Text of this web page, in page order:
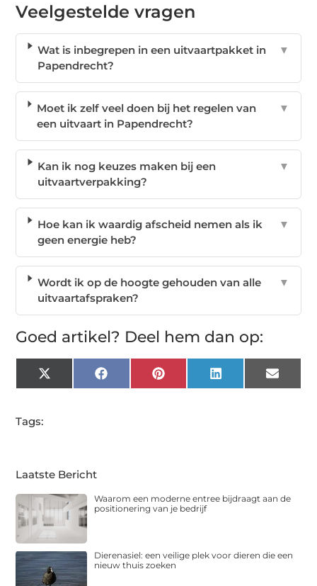
Veelgestelde vragen
Wat is inbegrepen in een uitvaartpakket in
Papendrecht?
▼
Moet ik zelf veel doen bij het regelen van
een uitvaart in Papendrecht?
▼
Kan ik nog keuzes maken bij een
uitvaartverpakking?
▼
Hoe kan ik waardig afscheid nemen als ik
geen energie heb?
▼
Wordt ik op de hoogte gehouden van alle
uitvaartafspraken?
▼
Goed artikel? Deel hem dan op:
X
(Twitter)
FacebookPinterest LinkedIn Email
Tags:
Laatste Bericht
Waarom een moderne entree bijdraagt aan de
positionering van je bedrijf
Dierenasiel: een veilige plek voor dieren die een
nieuw thuis zoeken